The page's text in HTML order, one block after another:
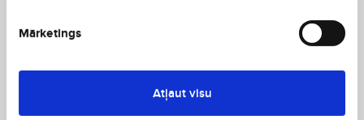
Mārketings
Atļaut visu